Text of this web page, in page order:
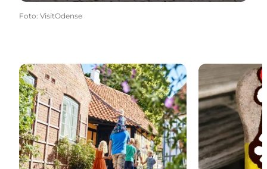
Foto: VisitOdense
Faaborg Middelfart